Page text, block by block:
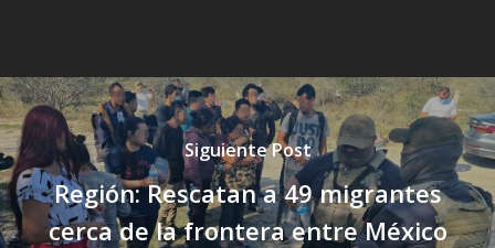
Siguiente Post
Región: Rescatan a 49 migrantes
cerca de la frontera entre México